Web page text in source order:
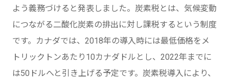
よう義務づけると発表しました。炭素税とは、気候変動
につながる二酸化炭素の排出に対し課税するという制度
です。カナダでは、2018年の導入時には最低価格をメ
トリックトンあたり10カナダドルとし、2022年までに
は50ドルへと引き上げる予定です。炭素税導入により、